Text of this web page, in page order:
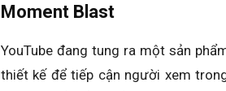
Moment Blast
YouTube đang tung ra một sản
thiết kế để tiếp cận người xem